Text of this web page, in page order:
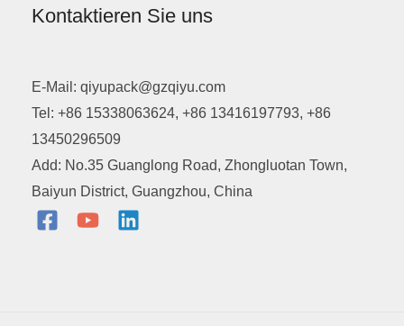
Kontaktieren Sie uns
E-Mail: qiyupack@gzqiyu.com
Tel: +86 15338063624, +86 13416197793, +86
13450296509
Add: No.35 Guanglong Road, Zhongluotan Town,
Baiyun District, Guangzhou, China